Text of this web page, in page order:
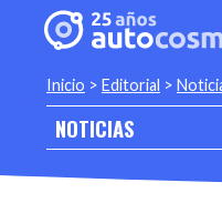
Inicio > Editorial >
NOTICIAS